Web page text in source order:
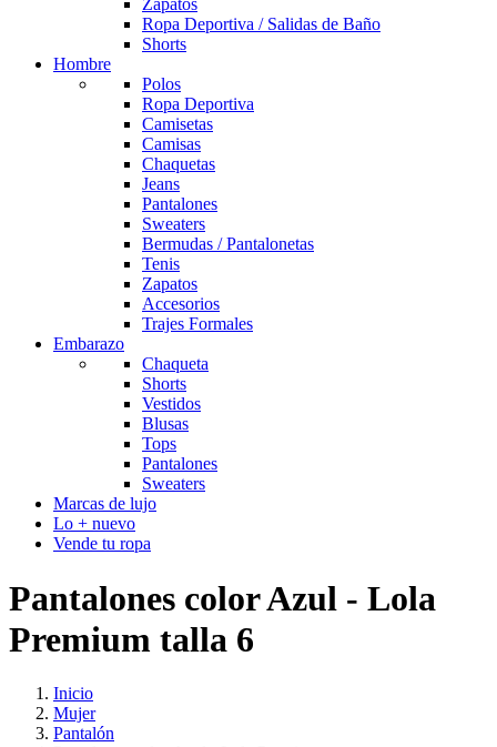
Zapatos
Ropa Deportiva / Salidas de Baño
Shorts
Hombre
Polos
Ropa Deportiva
Camisetas
Camisas
Chaquetas
Jeans
Pantalones
Sweaters
Bermudas / Pantalonetas
Tenis
Zapatos
Accesorios
Trajes Formales
Embarazo
Chaqueta
Shorts
Vestidos
Blusas
Tops
Pantalones
Sweaters
Marcas de lujo
Lo + nuevo
Vende tu ropa
Pantalones color Azul - Lola
Premium talla 6
Inicio
Mujer
Pantalón